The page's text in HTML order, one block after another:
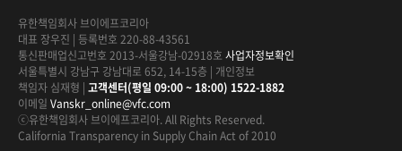
유한책임회사 브이에프코리아
대표 장우진 | 등록번호 220-88-43561
통신판매업신고번호 2013-서울강남-02918호 사업자정보확인
서울특별시 강남구 강남대로 652, 14-15층 | 개인정보
책임자 심재형 | 고객센터(평일 09:00 ~ 18:00) 1522-1882
이메일 Vanskr_online@vfc.com
ⓒ유한책임회사 브이에프코리아. All Rights Reserved.
California Transparency in Supply Chain Act of 2010